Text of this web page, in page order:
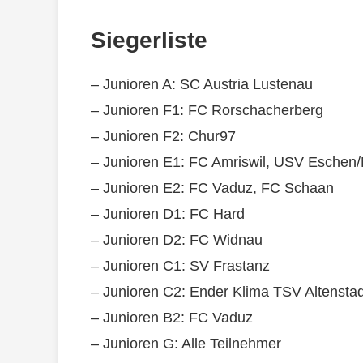
Siegerliste
– Junioren A: SC Austria Lustenau
– Junioren F1: FC Rorschacherberg
– Junioren F2: Chur97
– Junioren E1: FC Amriswil, USV
– Junioren E2: FC Vaduz, FC Schaan
– Junioren D1: FC Hard
– Junioren D2: FC Widnau
– Junioren C1: SV Frastanz
– Junioren C2: Ender Klima TSV
– Junioren B2: FC Vaduz
– Junioren G: Alle Teilnehmer